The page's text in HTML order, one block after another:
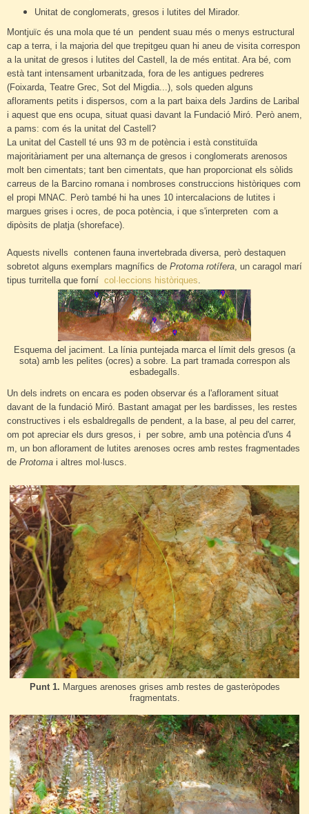
Unitat de conglomerats, gresos i lutites del Mirador.
Montjuïc és una mola que té un pendent suau més o menys estructural
cap a terra, i la majoria del que trepitgeu quan hi aneu de visita correspon
a la unitat de gresos i lutites del Castell, la de més entitat. Ara bé, com
està tant intensament urbanitzada, fora de les antigues pedreres
(Foixarda, Teatre Grec, Sot del Migdia...), sols queden alguns
afloraments petits i dispersos, com a la part baixa dels Jardins de Laribal
i aquest que ens ocupa, situat quasi davant la Fundació Miró. Però anem,
a pams: com és la unitat del Castell?
La unitat del Castell té uns 93 m de potència i està constituïda
majoritàriament per una alternança de gresos i conglomerats arenosos
molt ben cimentats; tant ben cimentats, que han proporcionat els sòlids
carreus de la Barcino romana i nombroses construccions històriques com
el propi MNAC. Però també hi ha unes 10 intercalacions de lutites i
margues grises i ocres, de poca potència, i que s'interpreten com a
dipòsits de platja (shoreface).
Aquests nivells contenen fauna invertebrada diversa, però destaquen
sobretot alguns exemplars magnífics de Protoma rotífera , un caragol marí
tipus turritella que forní col·leccions històriques
Esquema del jaciment. La línia puntejada marca el límit dels gresos (a
sota) amb les pelites (ocres) a sobre. La part tramada correspon als
esbadegalls.
Un dels indrets on encara es poden observar és a l'aflorament situat
davant de la fundació Miró. Bastant amagat per les bardisses, les restes
constructives i els esbaldregalls de pendent, a la base, al peu del carrer,
om pot apreciar els durs gresos, i per sobre, amb una potència d'uns 4
m, un bon aflorament de lutites arenoses ocres amb restes fragmentades
de Protoma i altres mol·luscs.
Punt 1. Margues arenoses grises amb restes de gasteròpodes
fragmentats.